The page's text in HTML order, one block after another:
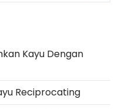
Kayu Dengan
Reciprocating